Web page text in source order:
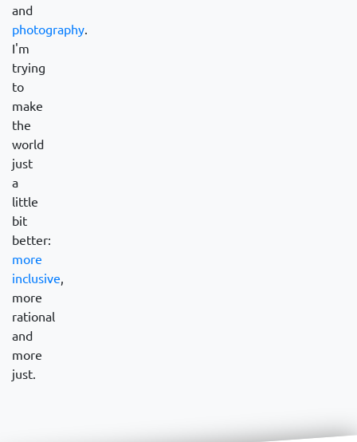
and
photography.
I'm
trying
to
make
the
world
just
a
little
bit
better:
more
inclusive,
more
rational
and
more
just.